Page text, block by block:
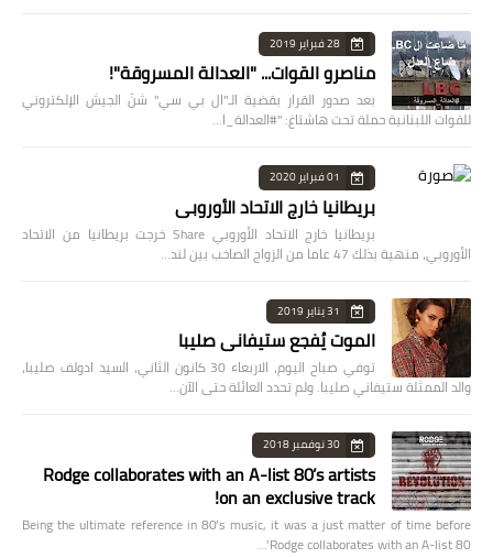
28 فبراير 2019
مناصرو القوات... "العدالة المسروقة"!
بعد صدور القرار بقضية الـ"ال بي سي" شنّ الجيش الإلكتروني
للقوات اللبنانية حملة تحت هاشتاغ: "#العدالة_ا…
01 فبراير 2020
بريطانيا خارج الاتحاد الأوروبي
بريطانيا خارج الاتحاد الأوروبي Share خرجت بريطانيا من الاتحاد
الأوروبي، منهية بذلك 47 عاما من الزواج الصاخب بين لند…
31 يناير 2019
الموت يُفجع ستيفاني صليبا
توفي صباح اليوم، الاربعاء 30 كانون الثاني، السيد ادولف صليبا،
والد الممثلة ستيفاني صليبا. ولم تحدد العائلة حتى الآن…
30 نوفمبر 2018
Rodge collaborates with an A-list 80’s artists
on an exclusive track!
Being the ultimate reference in 80’s music, it was a just matter of time before
Rodge collaborates with an A-list 80’…